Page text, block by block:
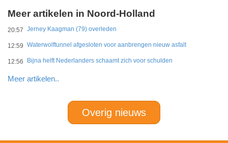
Meer artikelen in Noord-Holland
20:57 Jerney Kaagman (79) overleden
12:59 Waterwolftunnel afgesloten voor aanbrengen nieuw asfalt
12:56 Bijna helft Nederlanders schaamt zich voor schulden
Meer artikelen..
Overig nieuws